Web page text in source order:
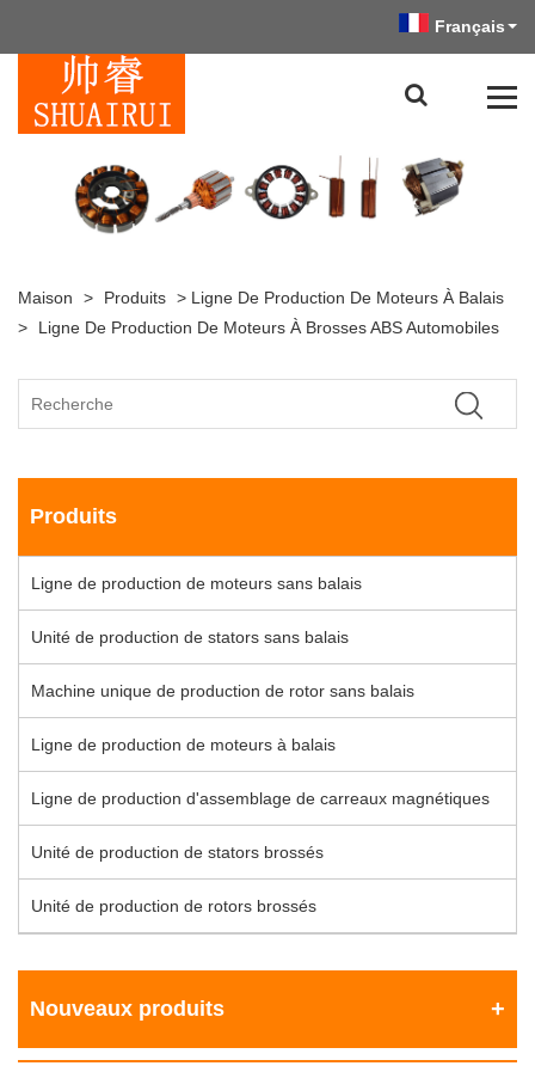
Français
Maison > Produits > Ligne De Production De Moteurs À Balais
>
Ligne De Production De Moteurs À Brosses ABS Automobiles
Produits
Ligne de production de moteurs sans balais
Unité de production de stators sans balais
Machine unique de production de rotor sans balais
Ligne de production de moteurs à balais
Ligne de production d'assemblage de carreaux magnétiques
Unité de production de stators brossés
Unité de production de rotors brossés
Nouveaux produits